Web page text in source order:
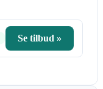
Se tilbud »